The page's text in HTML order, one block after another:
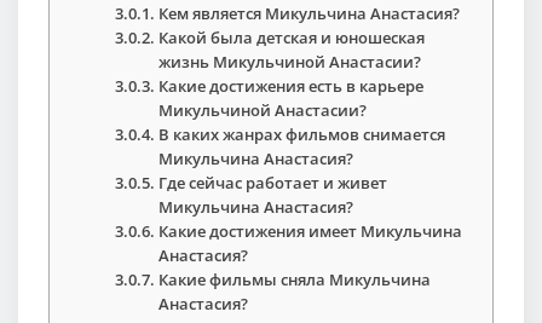
Кем является Микульчина Анастасия?
Какой была детская и юношеская
жизнь Микульчиной Анастасии?
Какие достижения есть в карьере
Микульчиной Анастасии?
В каких жанрах фильмов снимается
Микульчина Анастасия?
Где сейчас работает и живет
Микульчина Анастасия?
Какие достижения имеет Микульчина
Анастасия?
Какие фильмы сняла Микульчина
Анастасия?